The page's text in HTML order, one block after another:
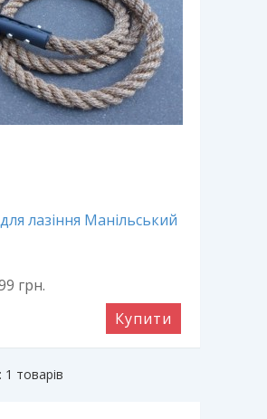
лазіння Манільський
грн.
Купити
1 товарів